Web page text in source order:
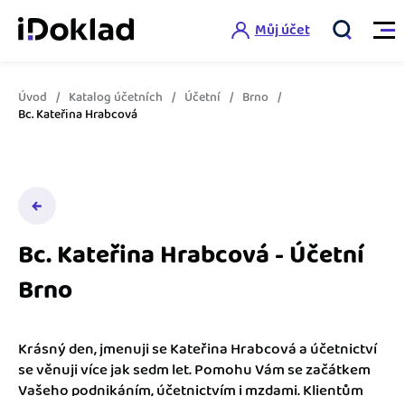
Vlastnosti
Správa kontaktů
Hlídání cashflow
Spolupráce s účetní
Propojení na další systémy
Nápověda
Jak začít podnikat
Šablony faktur
Šablona pro plátce DPH
Šablona pro neplátce DPH
Registrovat ZDARMA
Můj účet
Úvod Katalog účetních Účetní
Brno
Bc. Kateřina Hrabcová
Bc. Kateřina Hrabcová - Účetní
Brno
Krásný den, jmenuji se Kateřina Hrabcová a účetnictví
se věnuji více jak sedm let. Pomohu Vám se začátkem
Vašeho podnikáním, účetnictvím i mzdami. Klientům